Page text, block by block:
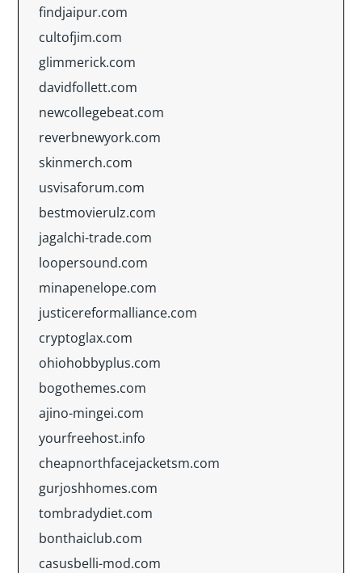
findjaipur.com
cultofjim.com
glimmerick.com
davidfollett.com
newcollegebeat.com
reverbnewyork.com
skinmerch.com
usvisaforum.com
bestmovierulz.com
jagalchi-trade.com
loopersound.com
minapenelope.com
justicereformalliance.com
cryptoglax.com
ohiohobbyplus.com
bogothemes.com
ajino-mingei.com
yourfreehost.info
cheapnorthfacejacketsm.com
gurjoshhomes.com
tombradydiet.com
bonthaiclub.com
casusbelli-mod.com